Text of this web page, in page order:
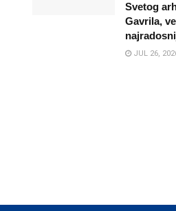
Svetog
Gavrila,
JUL 26,